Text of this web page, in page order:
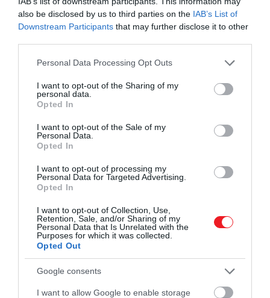
also be disclosed by us to third parties on the IAB’s List of
Downstream Participants that may further disclose it to other
Please note that this website/app uses one or more Google
not limited to your visit or usage behaviour. You may click to
grant or deny consent to Google and its third-party tags to
use your data for below specified purposes in below Google
consent section.
Personal Data Processing Opt Outs
I want to opt-out of the Sharing of my
personal data.
Opted In
I want to opt-out of the Sale of my
Personal Data.
Opted In
I want to opt-out of processing my
Personal Data for Targeted Advertising.
Opted In
I want to opt-out of Collection, Use,
Retention, Sale, and/or Sharing of my
Personal Data that Is Unrelated with the
Purposes for which it was collected.
Opted Out
Google consents
I want to allow Google to enable storage
A nyalogatásnak evoluciós okai vannak
Photo byAshley LevinsononUnsplash
sokkal kevésbé cuki. Eszerint a kutyák azért
nyalogatják az embereket – különösen az arcukat –,
azt szeretnék elérni, hogy felböfögjük az
ételmaradékokat. Ez a viselkedés ugyanis
megfigyelhető a vadon élő kutyáknál és társaiknál,
például a farkasoknál, hiénáknál és rókáknál.